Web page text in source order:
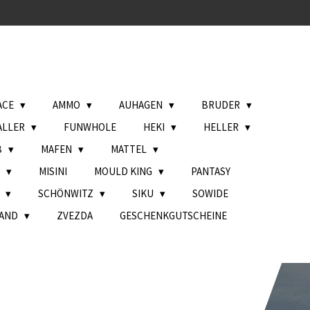
AMMO AUHAGEN
BRUDER
FUNWHOLE HEKI
HELLER
MAFEN
MATTEL
MISINI MOULD KING
PANTASY
SCHÖNWITZ SIKU
SOWIDE
ZVEZDA GESCHENKGUTSCHEINE